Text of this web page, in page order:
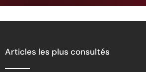
Articles les plus consultés